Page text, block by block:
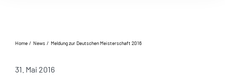
Home News Meldung zur Deutschen Meisterschaft 2016
31. Mai 2016